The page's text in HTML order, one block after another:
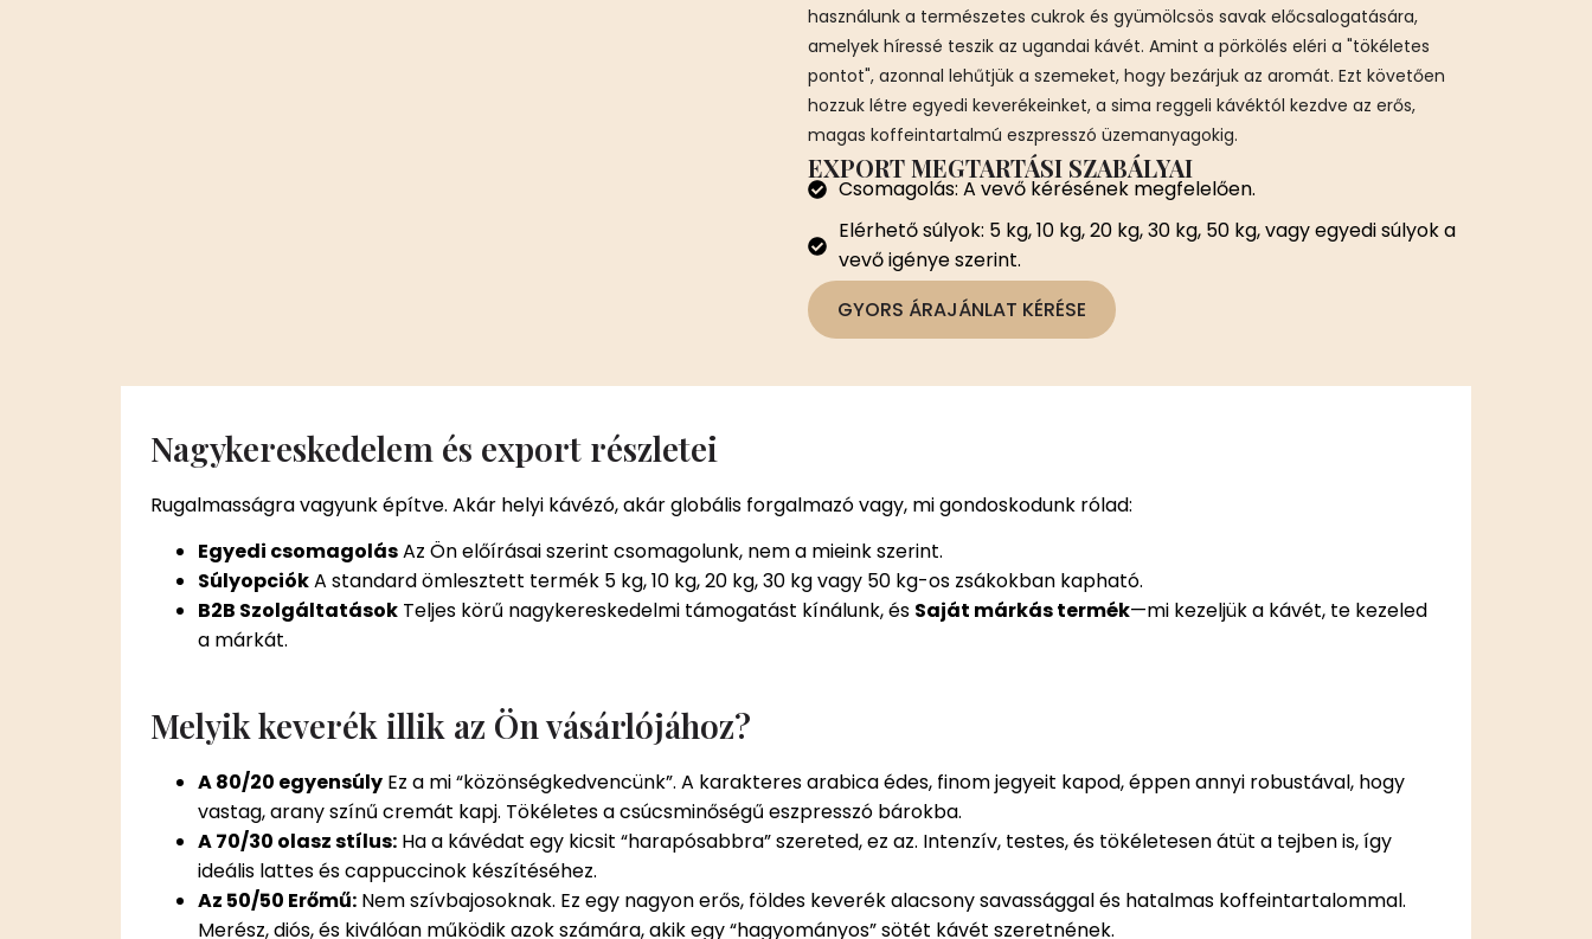
használunk a természetes cukrok és gyümölcsös savak előcsalogatására,
amelyek híressé teszik az ugandai kávét. Amint a pörkölés eléri a "tökéletes
pontot", azonnal lehűtjük a szemeket, hogy bezárjuk az aromát. Ezt követően
hozzuk létre egyedi keverékeinket, a sima reggeli kávéktól kezdve az erős,
magas koffeintartalmú eszpresszó üzemanyagokig.
EXPORT MEGTARTÁSI SZABÁLYAI
Csomagolás: A vevő kérésének megfelelően.
Elérhető súlyok: 5 kg, 10 kg, 20 kg, 30 kg, 50 kg, vagy egyedi súlyok a
vevő igénye szerint.
GYORS ÁRAJÁNLAT KÉRÉSE
Nagykereskedelem és export részletei
Rugalmasságra vagyunk építve. Akár helyi kávézó, akár globális forgalmazó vagy, mi gondoskodunk rólad:
Egyedi csomagolásAz Ön előírásai szerint csomagolunk, nem a mieink szerint.
SúlyopciókA standard ömlesztett termék 5 kg, 10 kg, 20 kg, 30 kg vagy 50 kg-os zsákokban kapható.
B2B Szolgáltatások Teljes körű nagykereskedelmi támogatást kínálunk, és Saját márkás termék—mi kezeljük a kávét, te kezeled
a márkát.
Melyik keverék illik az Ön vásárlójához?
A 80/20 egyensúly Ez a mi “közönségkedvencünk”. A karakteres arabica édes, finom jegyeit kapod, éppen annyi robustával, hogy
vastag, arany színű cremát kapj. Tökéletes a csúcsminőségű eszpresszó bárokba.
A 70/30 olasz stílus: Ha a kávédat egy kicsit “harapósabbra” szereted, ez az. Intenzív, testes, és tökéletesen átüt a tejben is, így
ideális lattes és cappuccinok készítéséhez.
Az 50/50 Erőmű: Nem szívbajosoknak. Ez egy nagyon erős, földes keverék alacsony savassággal és hatalmas koffeintartalommal.
Merész, diós, és kiválóan működik azok számára, akik egy “hagyományos” sötét kávét szeretnének.